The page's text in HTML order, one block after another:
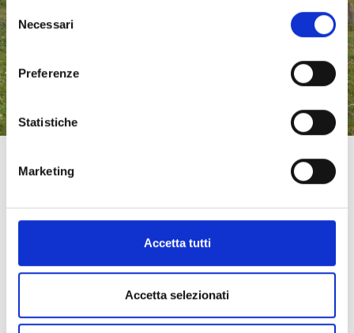
Selezione
del
consenso
Necessari
Preferenze
Statistiche
Marketing
Accetta tutti
Accetta selezionati